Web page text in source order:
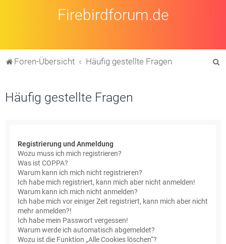
Firebirdforum.de
Foren-Übersicht Häufig gestellte Fragen
Häufig gestellte Fragen
Registrierung und Anmeldung
Wozu muss ich mich registrieren?
Was ist COPPA?
Warum kann ich mich nicht registrieren?
Ich habe mich registriert, kann mich aber nicht anmelden!
Warum kann ich mich nicht anmelden?
Ich habe mich vor einiger Zeit registriert, kann mich aber nicht
mehr anmelden?!
Ich habe mein Passwort vergessen!
Warum werde ich automatisch abgemeldet?
Wozu ist die Funktion „Alle Cookies löschen“?